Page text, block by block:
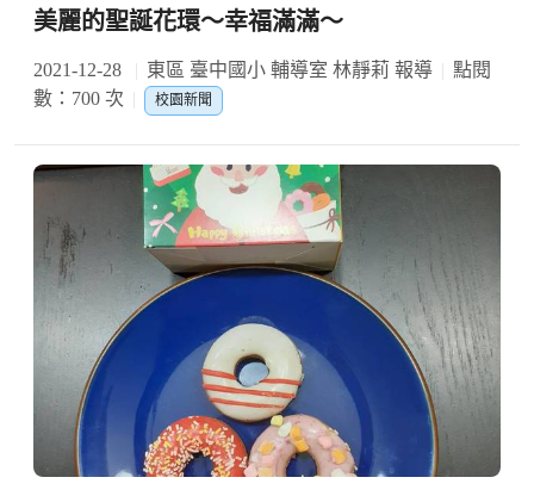
美麗的聖誕花環～幸福滿滿～
2021-12-28 東區 臺中國小 輔導室 林靜莉 報導
點閱
數：700 次
校園新聞